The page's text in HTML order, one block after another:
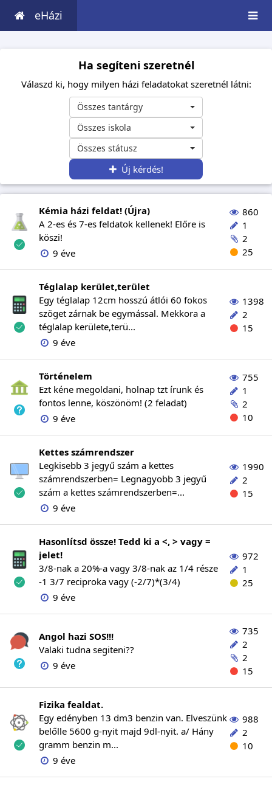
eHázi
Ha segíteni szeretnél
Válaszd ki, hogy milyen házi feladatokat szeretnél látni:
Összes tantárgy
Összes iskola
Összes státusz
Új kérdés!
Kémia házi feldat! (Újra)
A 2-es és 7-es feldatok kellenek! Előre is
köszi!
9 éve
860
1
2
25
Téglalap kerület,terület
Egy téglalap 12cm hosszú átlói 60 fokos
szöget zárnak be egymással. Mekkora a
téglalap kerülete,terü...
9 éve
1398
2
15
Történelem
Ezt kéne megoldani, holnap tzt írunk és
fontos lenne, köszönöm! (2 feladat)
9 éve
755
1
2
10
Kettes számrendszer
Legkisebb 3 jegyű szám a kettes
számrendszerben= Legnagyobb 3 jegyű
szám a kettes számrendszerben=...
9 éve
1990
2
15
Hasonlítsd össze! Tedd ki a <, > vagy =
jelet!
3/8-nak a 20%-a vagy 3/8-nak az 1/4 része
-1 3/7 reciproka vagy (-2/7)*(3/4)
9 éve
972
1
25
Angol hazi SOS!!!
Valaki tudna segiteni??
9 éve
735
2
2
15
Fizika fealdat.
Egy edényben 13 dm3 benzin van. Elveszünk
belőlle 5600 g-nyit majd 9dl-nyit. a/ Hány
gramm benzin m...
9 éve
988
2
10